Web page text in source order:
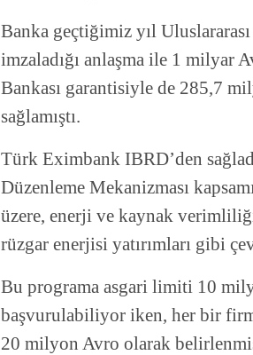
Banka geçtiğimiz yıl
imzaladığı anlaşma ile 1 milyar
Bankası garantisiyle de 285,7
sağlamıştı.
Türk Eximbank IBRD’den
Düzenleme Mekanizması
üzere, enerji ve kaynak
rüzgar enerjisi yatırımları gibi
Bu programa asgari limiti 10
başvurulabiliyor iken, her bir
20 milyon Avro olarak